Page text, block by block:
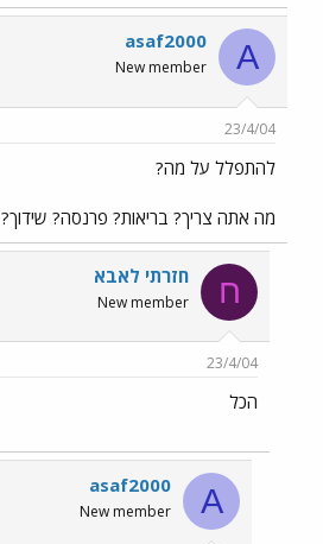
A
asaf2000
New member
23/4/04
להתפלל על מה?
מה אתה צריך? בריאות? פרנסה? שידוך?
ח חזרתי לאבא
New member
23/4/04
הכל
A
asaf2000
New member